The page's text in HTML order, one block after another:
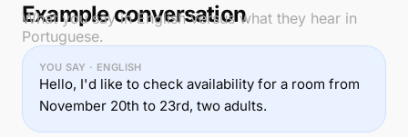
Example conversation
What you say in English versus what they hear in
Portuguese.
YOU SAY · ENGLISH
Hello, I'd like to check availability for a room from
November 20th to 23rd, two adults.